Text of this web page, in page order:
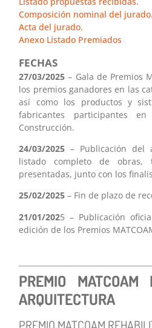
Composición nominal del jurado.
Acta del jurado.
Anexo Listado Premiados
FECHAS
27/03/2025 – Gala de Premios
los premios ganadores en las
así como los productos y
fabricantes participantes
Construcción.
24/03/2025 – Publicación del
listado completo de obras,
presentadas, junto con los
25/02/2025 – Fin de plazo de
21/01/2025 – Publicación
edición de los Premios
PREMIO MATCOAM
ARQUITECTURA